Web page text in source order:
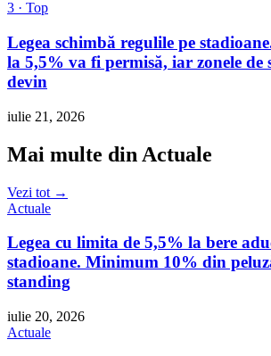
3 · Top
Legea schimbă regulile pe
la 5,5% va fi permisă, iar zonele de
devin
iulie 21, 2026
Mai multe din Actuale
Vezi tot →
Actuale
Legea cu limita de 5,5% la bere
stadioane. Minimum 10% din
standing
iulie 20, 2026
Actuale